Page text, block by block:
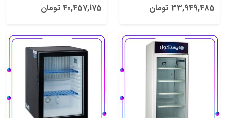
33,949,485 تومان 40,457,175 تومان